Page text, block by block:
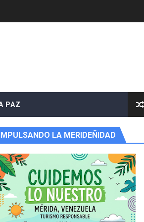
PAZ
IMPULSANDO LA MERIDEÑIDAD